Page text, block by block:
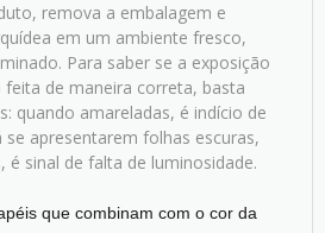
remova a embalagem e
em um ambiente fresco,
Para saber se a exposição
feita de maneira correta, basta
quando amareladas, é indício de
se apresentarem folhas escuras,
é sinal de falta de luminosidade.
que combinam com o cor da